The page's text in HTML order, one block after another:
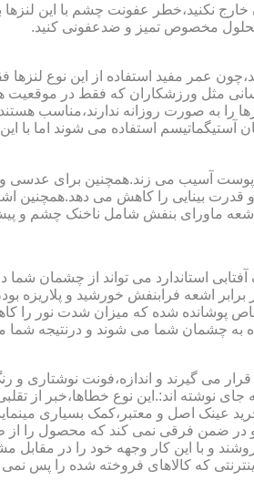
نکنید،خطر عفونت چشم با این لنزها
محلول مخصوص تمیز و ضدعفونی کنید.
عمر مفید استفاده از این نوع
مثل ورزشکاران که فقط در موقعیت
به صورت روزانه ندارند،مناسب
آستیگماتیسم استفاده می شوند اما
بینایی را کاهش می دهد.همچنین
ماورای بنفش شامل ناخنک چشم و
استاندارد می تواند از چشمان
آفتابی استاندارد باید داشته باشد می توان به محافظت 100
پوشانده شده که میزان شدت نور را
به چشمان شما می شوند و درنتیجه شما
گیرند و اندازه،فونت نوشتاری و رنگ
نوشته اند:.این نوع خطاها،خبر از
عینک اصل و معتبر،کمک بسیاری
فرقی نمی کند که محصول را از
و با این کار وجهه خود را در
که کالاهای فروخته شده را پس